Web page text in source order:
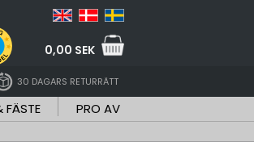
0,00 SEK
30 DAGARS RETURRÄTT
FÄSTE PRO AV